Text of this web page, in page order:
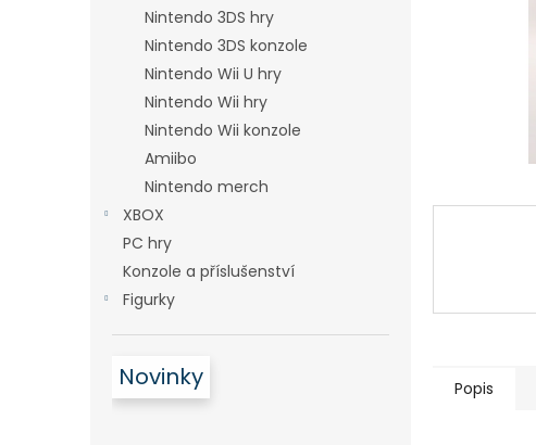
Nintendo 3DS hry
Nintendo 3DS konzole
Nintendo Wii U hry
Nintendo Wii hry
Nintendo Wii konzole
Amiibo
Nintendo merch
XBOX
PC hry
Konzole a příslušenství
Figurky
Novinky Popis